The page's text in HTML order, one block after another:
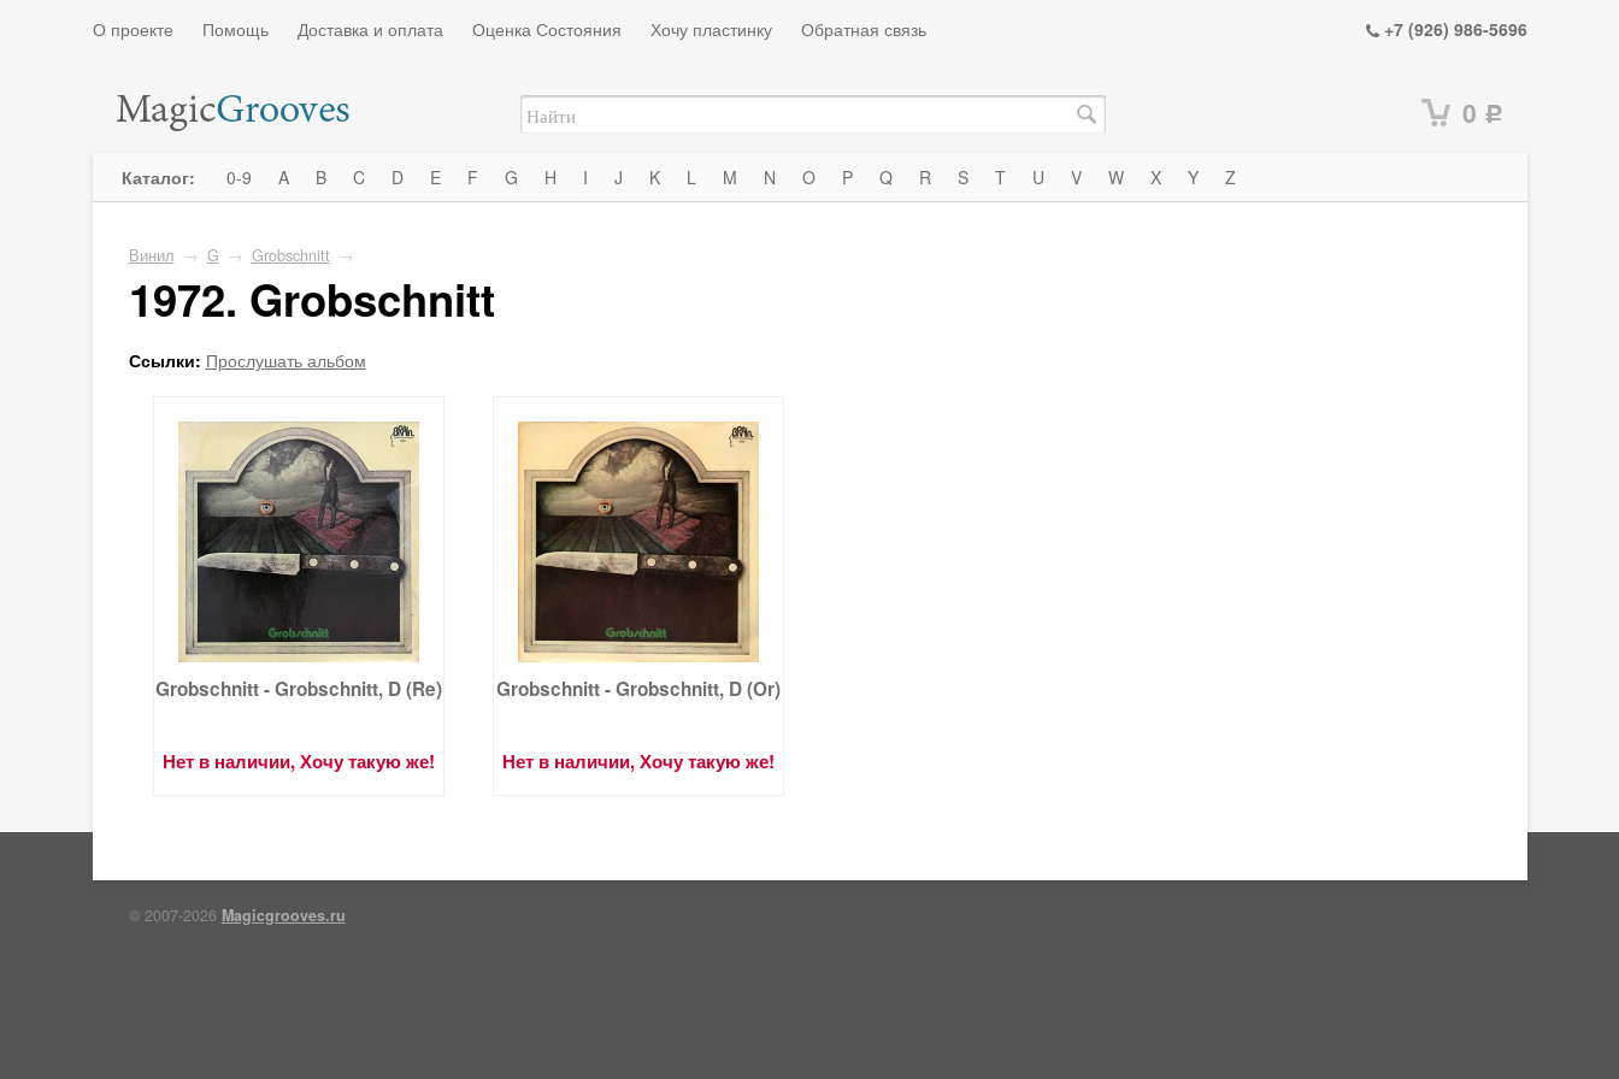
О проекте Помощь Доставка и оплата Оценка Состояния Хочу пластинку Обратная связь +7 (926) 986-5696
0 Р
Каталог: 0-9 A B C D E F G H I J K L M N O P Q R S T U V W X Y Z
Винил → G → Grobschnitt →
1972. Grobschnitt
Ссылки: Прослушать альбом
Grobschnitt - Grobschnitt, D (Re)
Нет в наличии, Хочу такую же!
Grobschnitt - Grobschnitt, D (Or)
Нет в наличии, Хочу такую же!
© 2007-2026 Magicgrooves.ru